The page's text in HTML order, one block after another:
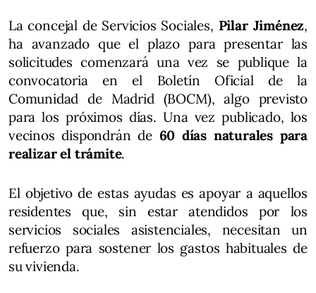
La concejal de Servicios Sociales, Pilar Jiménez,
ha avanzado que el plazo para presentar las
solicitudes comenzará una vez se publique la
convocatoria en el Boletín Oficial de la
Comunidad de Madrid (BOCM), algo previsto
para los próximos días. Una vez publicado, los
vecinos dispondrán de 60 días naturales para
realizar el trámite.
El objetivo de estas ayudas es apoyar a aquellos
residentes que, sin estar atendidos por los
servicios sociales asistenciales, necesitan un
refuerzo para sostener los gastos habituales de
su vivienda.